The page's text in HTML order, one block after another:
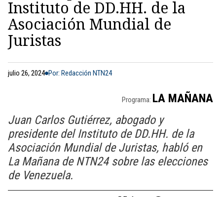
Instituto de DD.HH. de la
Asociación Mundial de
Juristas
julio 26, 2024 Por: Redacción NTN24
Programa: LA MAÑANA
Juan Carlos Gutiérrez, abogado y
presidente del Instituto de DD.HH. de la
Asociación Mundial de Juristas, habló en
La Mañana de NTN24 sobre las elecciones
de Venezuela.